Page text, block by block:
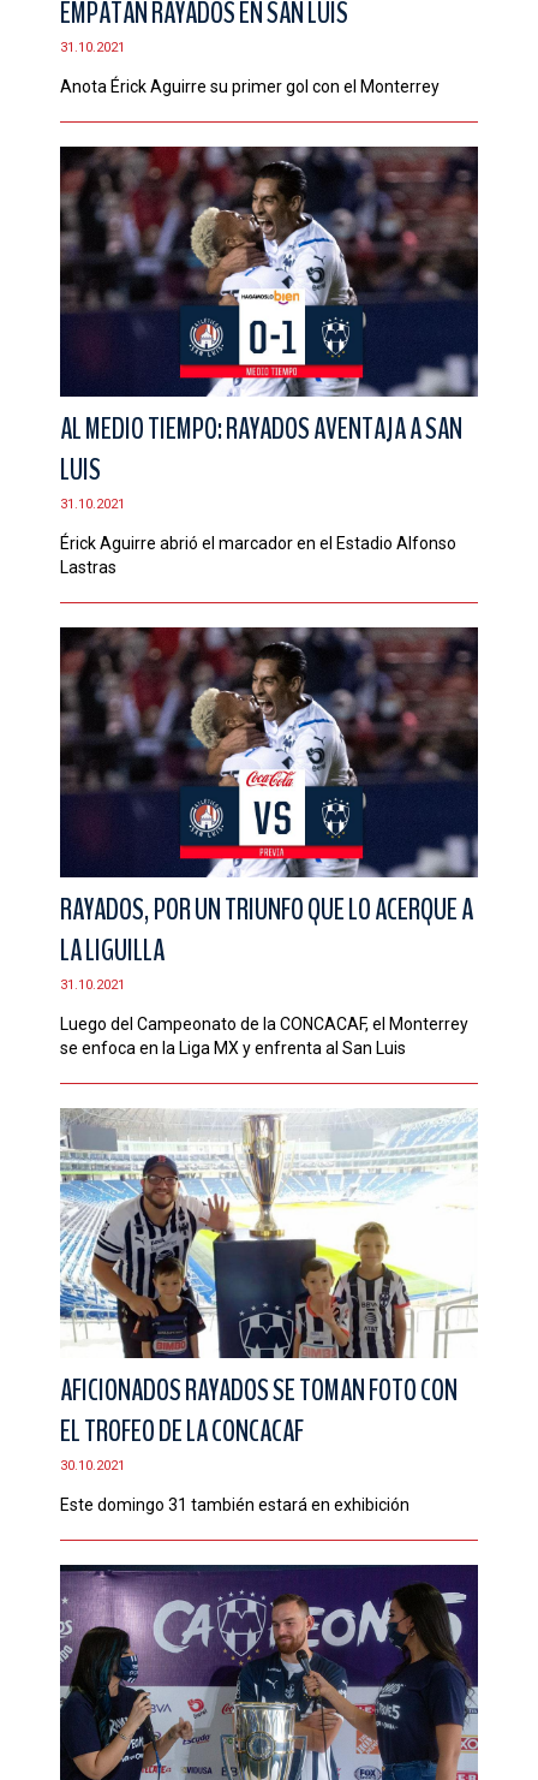
EMPATAN RAYADOS EN SAN LUIS
31.10.2021
Anota Érick Aguirre su primer gol con el Monterrey
AL MEDIO TIEMPO: RAYADOS AVENTAJA A SAN
LUIS
31.10.2021
Érick Aguirre abrió el marcador en el Estadio Alfonso
Lastras
RAYADOS, POR UN TRIUNFO QUE LO ACERQUE A
LA LIGUILLA
31.10.2021
Luego del Campeonato de la CONCACAF, el Monterrey
se enfoca en la Liga MX y enfrenta al San Luis
AFICIONADOS RAYADOS SE TOMAN FOTO CON
EL TROFEO DE LA CONCACAF
30.10.2021
Este domingo 31 también estará en exhibición